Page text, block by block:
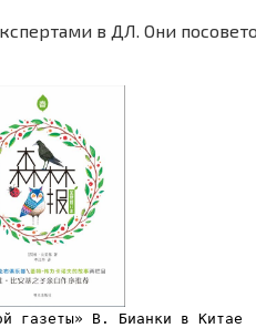
в ДЛ. Они
газеты» В. Бианки в Китае